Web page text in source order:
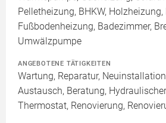
Pelletheizung, BHKW, Holzheizung,
Fußbodenheizung, Badezimmer,
Umwälzpumpe
ANGEBOTENE TÄTIGKEITEN
Wartung, Reparatur,
Austausch, Beratung,
Thermostat, Renovierung,